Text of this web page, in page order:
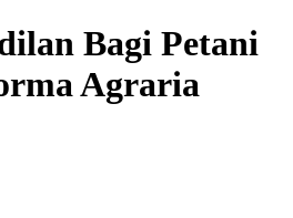
Bagi Petani
Agraria